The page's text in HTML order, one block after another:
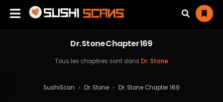
Dr. Stone Chapter 169
Tous les chapitres sont dans Dr. Stone
SushiScan › Dr. Stone › Dr. Stone Chapter 169